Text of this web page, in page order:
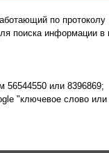
по
поиска информации в
56544550 или 8396869;
"ключевое слово